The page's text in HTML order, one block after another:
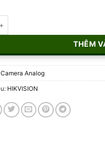
2MP DS-2CE70DF3T-
THÊM
Camera Analog
HIKVISION